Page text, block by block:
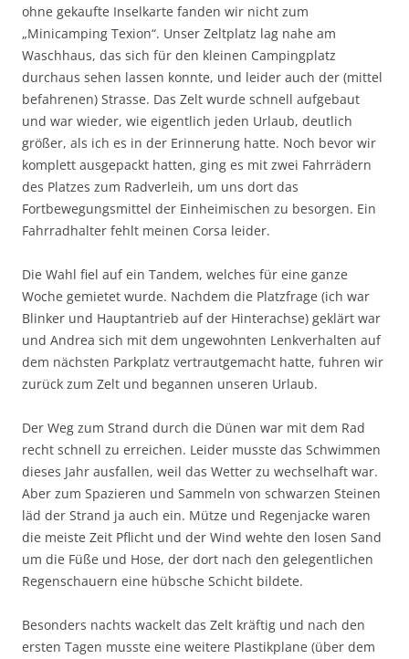
ohne gekaufte Inselkarte fanden wir nicht zum
„Minicamping Texion“. Unser Zeltplatz lag nahe am
Waschhaus, das sich für den kleinen Campingplatz
durchaus sehen lassen konnte, und leider auch der (mittel
befahrenen) Strasse. Das Zelt wurde schnell aufgebaut
und war wieder, wie eigentlich jeden Urlaub, deutlich
größer, als ich es in der Erinnerung hatte. Noch bevor wir
komplett ausgepackt hatten, ging es mit zwei Fahrrädern
des Platzes zum Radverleih, um uns dort das
Fortbewegungsmittel der Einheimischen zu besorgen. Ein
Fahrradhalter fehlt meinen Corsa leider.
Die Wahl fiel auf ein Tandem, welches für eine ganze
Woche gemietet wurde. Nachdem die Platzfrage (ich war
Blinker und Hauptantrieb auf der Hinterachse) geklärt war
und Andrea sich mit dem ungewohnten Lenkverhalten auf
dem nächsten Parkplatz vertrautgemacht hatte, fuhren wir
zurück zum Zelt und begannen unseren Urlaub.
Der Weg zum Strand durch die Dünen war mit dem Rad
recht schnell zu erreichen. Leider musste das Schwimmen
dieses Jahr ausfallen, weil das Wetter zu wechselhaft war.
Aber zum Spazieren und Sammeln von schwarzen Steinen
läd der Strand ja auch ein. Mütze und Regenjacke waren
die meiste Zeit Pflicht und der Wind wehte den losen Sand
um die Füße und Hose, der dort nach den gelegentlichen
Regenschauern eine hübsche Schicht bildete.
Besonders nachts wackelt das Zelt kräftig und nach den
ersten Tagen musste eine weitere Plastikplane (über dem